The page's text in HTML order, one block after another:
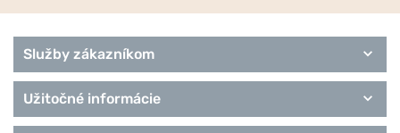
Služby zákazníkom
Užitočné informácie